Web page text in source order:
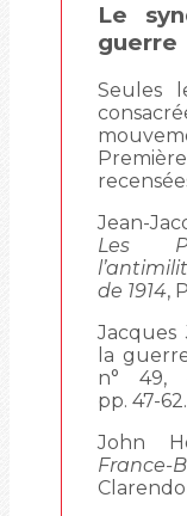
Le
guerre
Seules
Jean-
Les
de 1914,
Jacques
la
n° 49,
pp. 47-62.
John
France-